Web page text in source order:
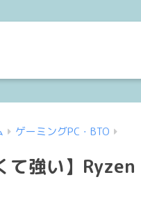
ゲーミングPC・BTO
て強い】